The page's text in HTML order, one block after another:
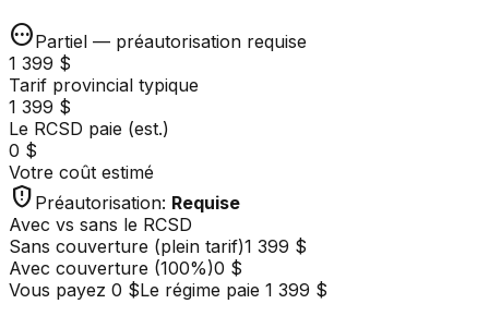
pendingPartiel — préautorisation requise
1 399 $
Tarif provincial typique
1 399 $
Le RCSD paie (est.)
0 $
Votre coût estimé
gpp_maybe Préautorisation: Requise
Avec vs sans le RCSD
Sans couverture (plein tarif)1 399 $
Avec couverture (100%)0 $
Vous payez 0 $Le régime paie 1 399 $